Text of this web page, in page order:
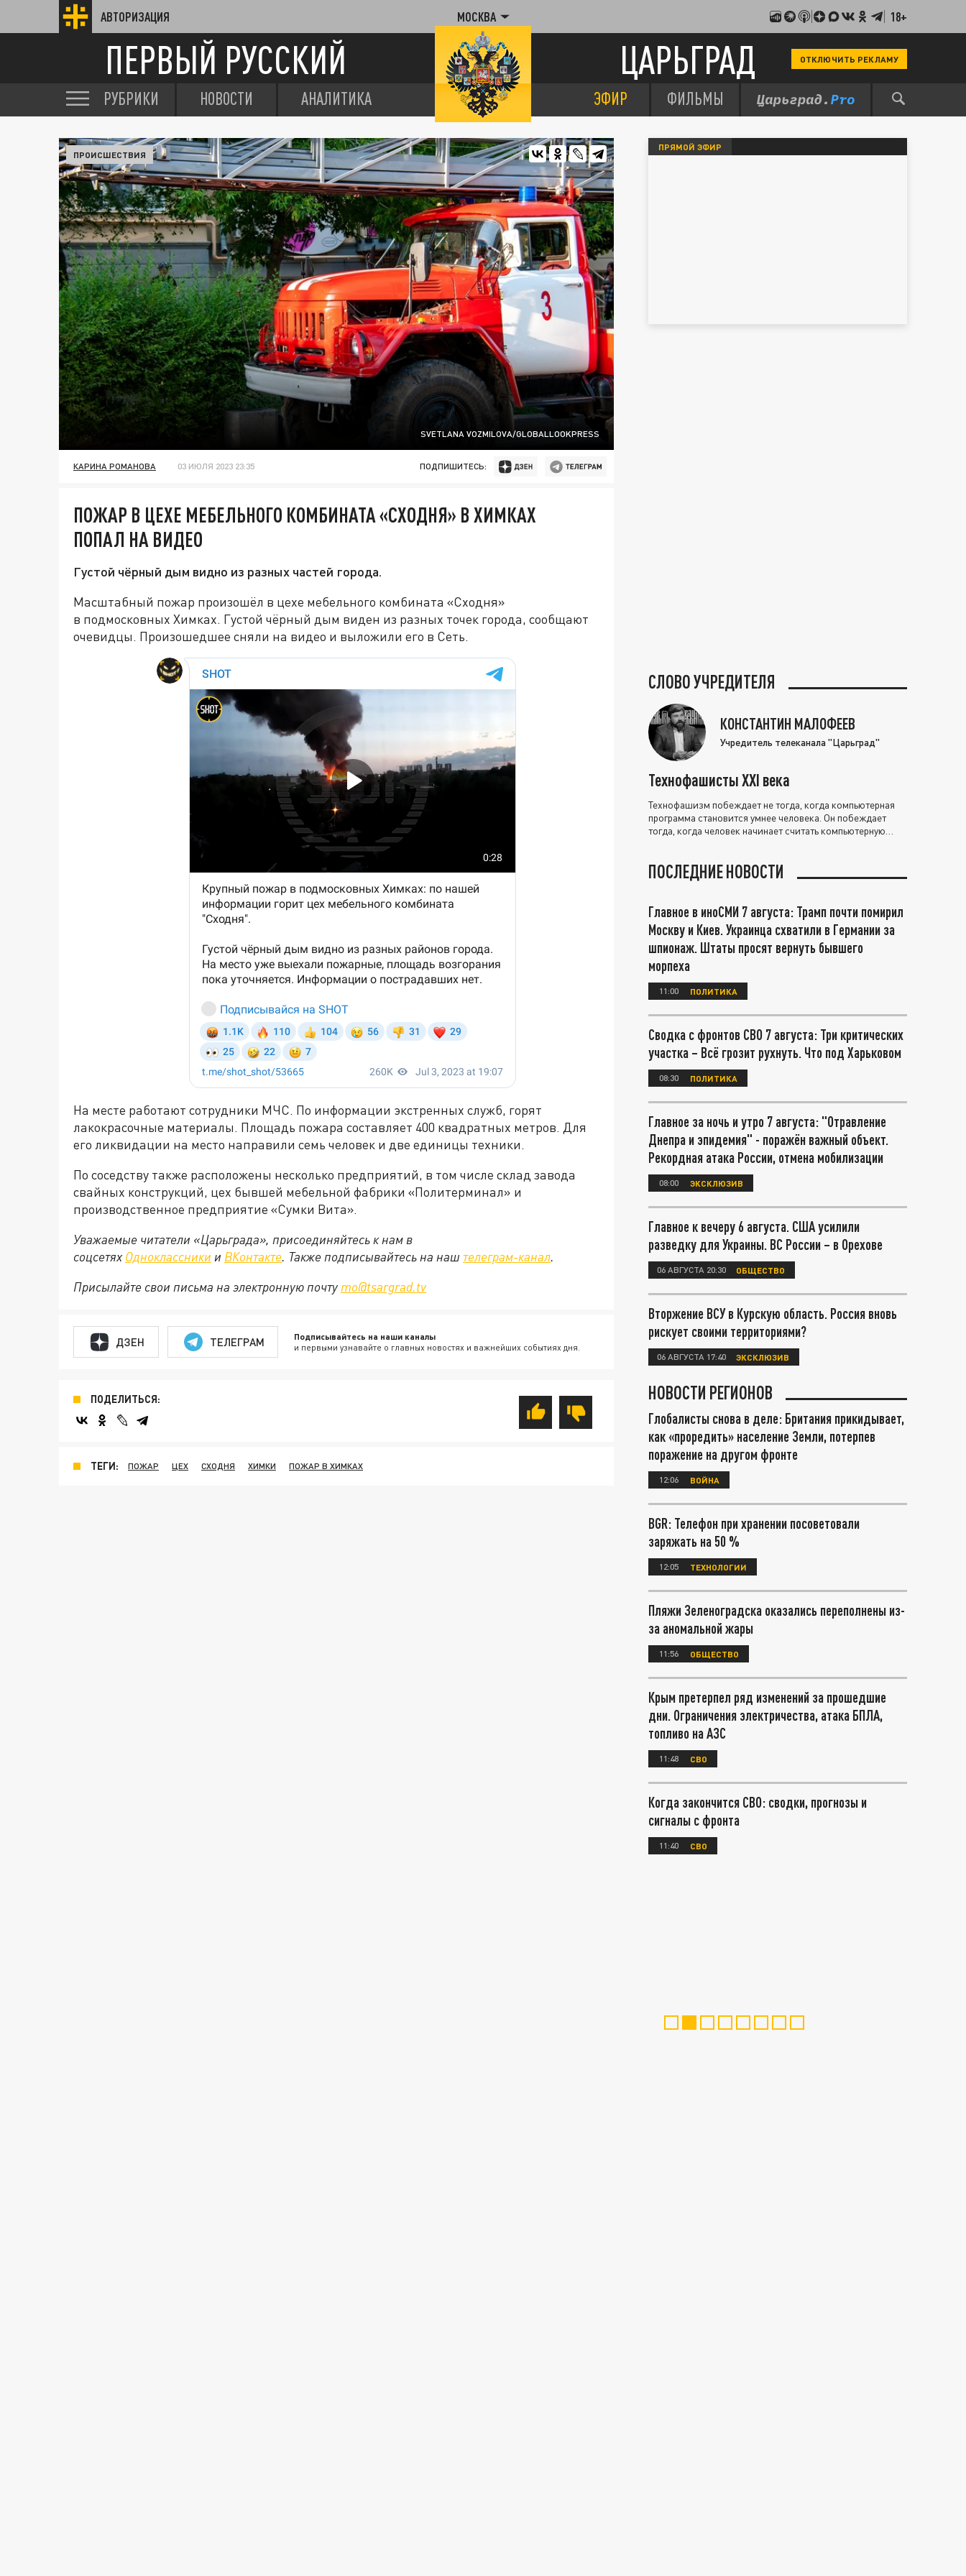
АВТОРИЗАЦИЯ МОСКВА 18+
ПЕРВЫЙ РУССКИЙ ЦАРЬГРАД ОТКЛЮЧИТЬ РЕКЛАМУ
РУБРИКИ НОВОСТИ АНАЛИТИКА ЭФИР ФИЛЬМЫ
SVETLANA VOZMILOVA/GLOBALLOOKPRESS
ПРОИСШЕСТВИЯ
КАРИНА РОМАНОВА 03 ИЮЛЯ 2023 23:35 ПОДПИШИТЕСЬ:
ПОЖАР В ЦЕХЕ МЕБЕЛЬНОГО КОМБИНАТА «СХОДНЯ» В ХИМКАХ
ПОПАЛ НА ВИДЕО
Густой чёрный дым видно из разных частей города.
Масштабный пожар произошёл в цехе мебельного комбината «Сходня»
в подмосковных Химках. Густой чёрный дым виден из разных точек города, сообщают
очевидцы. Произошедшее сняли на видео и выложили его в Сеть.
На месте работают сотрудники МЧС. По информации экстренных служб, горят
лакокрасочные материалы. Площадь пожара составляет 400 квадратных метров. Для
его ликвидации на место направили семь человек и две единицы техники.
По соседству также расположены несколько предприятий, в том числе склад завода
свайных конструкций, цех бывшей мебельной фабрики «Политерминал» и
производственное предприятие «Сумки Вита».
Уважаемые читатели «Царьграда», присоединяйтесь к нам в
соцсетях Одноклассники и ВКонтакте. Также подписывайтесь на наш телеграм-канал.
Присылайте свои письма на электронную почту mo@tsargrad.tv
ДЗЕН ТЕЛЕГРАМ Подписывайтесь на наши каналы
и первыми узнавайте о главных новостях и важнейших событиях дня.
ПОДЕЛИТЬСЯ:
ТЕГИ: ПОЖАР ЦЕХ СХОДНЯ ХИМКИ ПОЖАР В ХИМКАХ
ПРЯМОЙ ЭФИР
СЛОВО УЧРЕДИТЕЛЯ
КОНСТАНТИН МАЛОФЕЕВ
Учредитель телеканала "Царьград"
Технофашисты XXI века
Технофашизм побеждает не тогда, когда компьютерная
программа становится умнее человека. Он побеждает
тогда, когда человек начинает считать компьютерную
ПОСЛЕДНИЕ НОВОСТИ
Главное в иноСМИ 7 августа: Трамп почти помирил
Москву и Киев. Украинца схватили в Германии за
шпионаж. Штаты просят вернуть бывшего
морпеха
11:00 ПОЛИТИКА
Сводка с фронтов СВО 7 августа: Три критических
участка – Всё грозит рухнуть. Что под Харьковом
08:30 ПОЛИТИКА
Главное за ночь и утро 7 августа: "Отравление
Днепра и эпидемия" - поражён важный объект.
Рекордная атака России, отмена мобилизации
08:00 ЭКСКЛЮЗИВ
Главное к вечеру 6 августа. США усилили
разведку для Украины. ВС России – в Орехове
06 АВГУСТА 20:30 ОБЩЕСТВО
Вторжение ВСУ в Курскую область. Россия вновь
рискует своими территориями?
06 АВГУСТА 17:40 ЭКСКЛЮЗИВ
НОВОСТИ РЕГИОНОВ
Глобалисты снова в деле: Британия прикидывает,
как «проредить» население Земли, потерпев
поражение на другом фронте
12:06 ВОЙНА
BGR: Телефон при хранении посоветовали
заряжать на 50 %
12:05 ТЕХНОЛОГИИ
Пляжи Зеленоградска оказались переполнены из-
за аномальной жары
11:56 ОБЩЕСТВО
Крым претерпел ряд изменений за прошедшие
дни. Ограничения электричества, атака БПЛА,
топливо на АЗС
11:48 СВО
Когда закончится СВО: сводки, прогнозы и
сигналы с фронта
11:40 СВО